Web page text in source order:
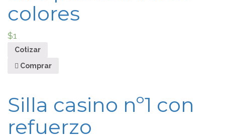
colores
$1
Cotizar
Comprar
Silla casino nº1 con
refuerzo